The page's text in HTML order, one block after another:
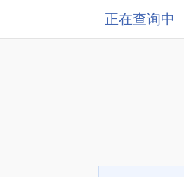
正在查询中